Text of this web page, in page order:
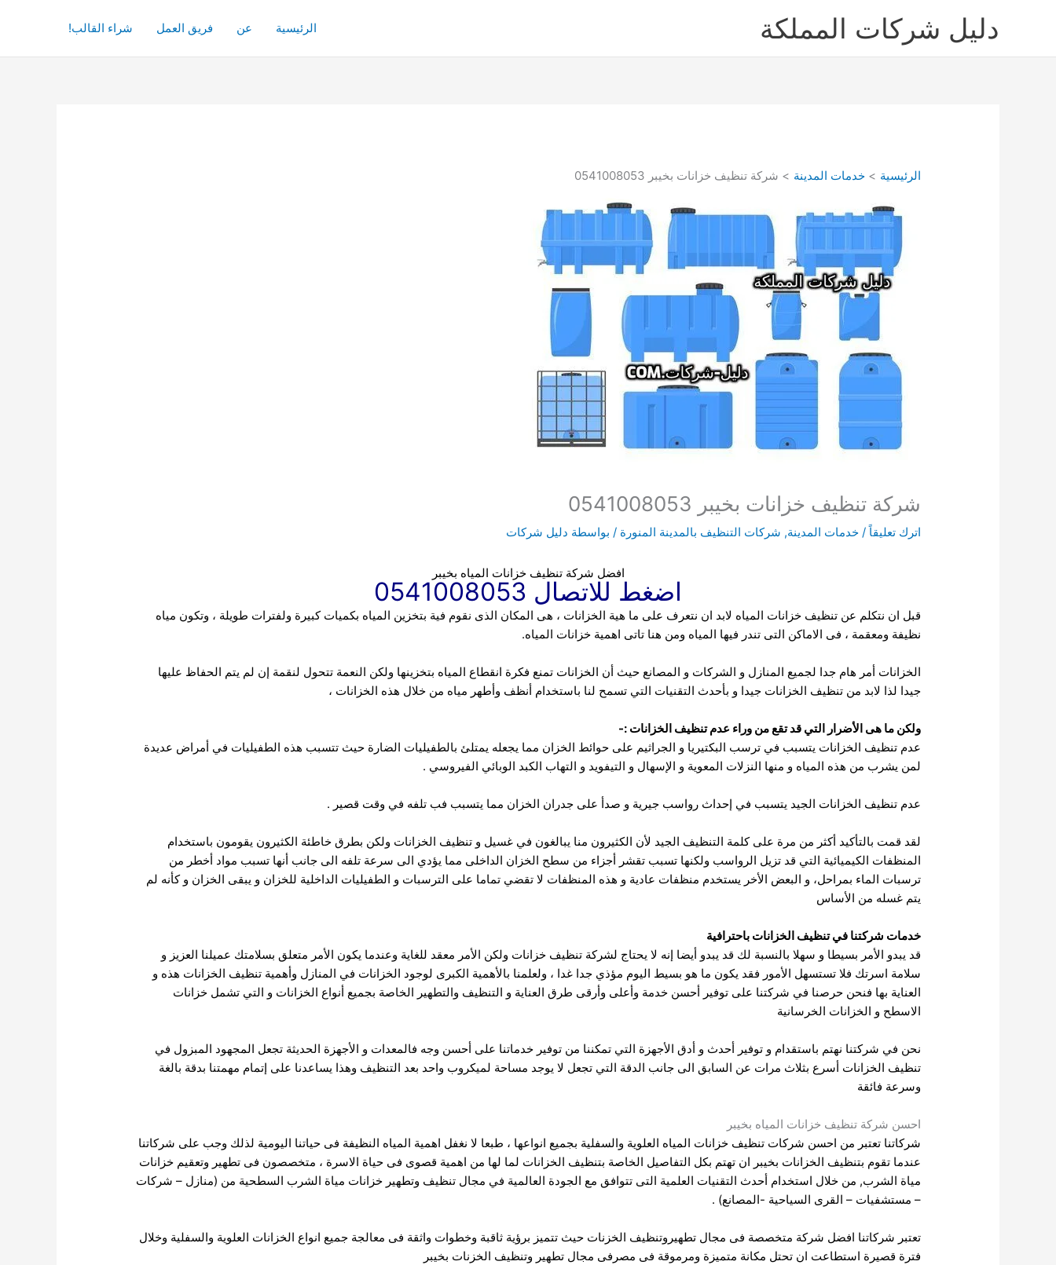
دليل شركات المملكة الرئيسية عن فريق العمل شراء القالب!
الرئيسية خدمات المدينة شركة تنظيف خزانات بخيبر 0541008053
شركة تنظيف خزانات بخيبر 0541008053
اترك تعليقاً /خدمات المدينة, شركات التنظيف بالمدينة المنورة / بواسطة دليل شركات
افضل شركة تنظيف خزانات المياه بخيبر
اضغط للاتصال 0541008053
قبل ان نتكلم عن تنظيف خزانات المياه لابد ان نتعرف على ما هية الخزانات ، هى المكان الذى نقوم فية بتخزين المياه بكميات كبيرة ولفترات طويلة ، وتكون مياه
نظيفة ومعقمة ، فى الاماكن التى تندر فيها المياه ومن هنا تاتى اهميةخزانات المياه.
الخزانات أمر هام جدا لجميع المنازل و الشركات و المصانع حيث أن الخزانات تمنع فكرة انقطاع المياه بتخزينها ولكن النعمة تتحول لنقمة إن لم يتم الحفاظ عليها
جيدا لذا لابد من تنظيف الخزانات جيدا و بأحدث التقنيات التي تسمح لنا باستخدام أنظف وأطهر مياه من خلال هذه الخزانات ،
ولكن ما هى الأضرار التي قد تقع من وراء عدم تنظيف الخزانات :-
عدم تنظيف الخزانات يتسبب في ترسب البكتيريا و الجراثيم على حوائط الخزان مما يجعله يمتلئ بالطفيليات الضارة حيثتتسبب هذه الطفيليات في أمراض عديدة
لمن يشرب من هذه المياه و منها النزلات المعوية و الإسهال و التيفويد و التهاب الكبد الوبائي الفيروسي .
عدم تنظيف الخزانات الجيد يتسبب في إحداث رواسب جيرية و صدأ على جدران الخزان مما يتسبب فب تلفه في وقت قصير .
لقد قمت بالتأكيد أكثر من مرة على كلمة التنظيف الجيد لأن الكثيرون منا يبالغون في غسيل و تنظيف الخزانات ولكن بطرق خاطئة الكثيرون يقومون باستخدام
المنظفات الكيميائية التي قد تزيل الرواسب ولكنها تسبب تقشر أجزاء من سطح الخزان الداخلى مما يؤدي الى سرعة تلفه الى جانب أنها تسبب مواد أخطر من
ترسبات الماء بمراحل، و البعض الأخر يستخدم منظفات عادية و هذه المنظفات لا تقضي تماما على الترسبات و الطفيليات الداخلية للخزان و يبقى الخزان و كأنه لم
يتم غسله من الأساس
خدمات شركتنا في تنظيف الخزانات باحترافية
قد يبدو الأمر بسيطا و سهلا بالنسبة لك قد يبدو أيضا إنه لا يحتاج لشركة تنظيف خزانات ولكن الأمر معقد للغاية وعندما يكون الأمر متعلق بسلامتك عميلنا العزيز و
سلامة اسرتك فلا تستسهل الأمور فقد يكون ما هو بسيط اليوم مؤذيجدا غدا ، ولعلمنا بالأهمية الكبرى لوجود الخزانات في المنازل وأهمية تنظيف الخزانات هذه و
العناية بها فنحن حرصنا في شركتنا على توفير أحسن خدمة وأعلى وأرقى طرق العناية و التنظيف والتطهير الخاصة بجميع أنواع الخزانات و التي تشمل خزانات
الاسطح و الخزانات الخرسانية
نحن في شركتنا نهتم باستقدام و توفير أحدث و أدق الأجهزة التي تمكننا من توفير خدماتنا على أحسن وجه فالمعدات و الأجهزة الحديثة تجعل المجهود المبزول في
تنظيف الخزانات أسرع بثلاث مرات عن السابق الى جانب الدقة التيتجعل لا يوجد مساحة لميكروب واحد بعد التنظيف وهذا يساعدنا على إتمام مهمتنا بدقة بالغة
وسرعة فائقة
احسن شركة تنظيف خزانات المياه بخيبر
شركاتنا تعتبر من احسن شركات تنظيف خزانات المياه العلوية والسفلية بجميع انواعها ، طبعا لا نغفل اهمية المياه النظيفة فى حياتنا اليومية لذلك وجب على شركاتنا
عندما تقوم بتنظيف الخزانات بخيبر ان تهتم بكل التفاصيل الخاصة بتنظيف الخزانات لما لها من اهمية قصوى فى حياة الاسرة ، متخصصون فى تطهير وتعقيم خزانات
مياة الشرب, من خلال استخدام أحدث التقنيات العلمية التى تتوافق مع الجودة العالمية في مجال تنظيف وتطهير خزانات مياة الشرب السطحية من (منازل – شركات
– مستشفيات – القرى السياحية -المصانع) .
تعتبر شركاتنا افضل شركة متخصصة فى مجال تطهيروتنظيف الخزنات حيث تتميز برؤية ثاقبة وخطوات واثقة فى معالجة جميع انواع الخزانات العلوية والسفلية وخلال
فترة قصيرة استطاعت ان تحتل مكانة متميزة ومرموقة فى مصرفى مجال تطهير وتنظيف الخزنات بخيبر